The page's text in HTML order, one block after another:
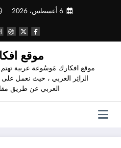
6 أغسطس، 2026
موقع
موقع افكارك مَوسُوعة عربية تهتم
الزائِر العربي ، حيث نعمل على
العربي عن طريق